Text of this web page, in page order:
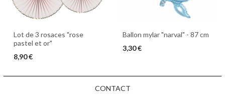
Lot de 3 rosaces "rose
pastel et or"
8,90 €
Ballon mylar "narval" - 87 cm
3,30 €
CONTACT